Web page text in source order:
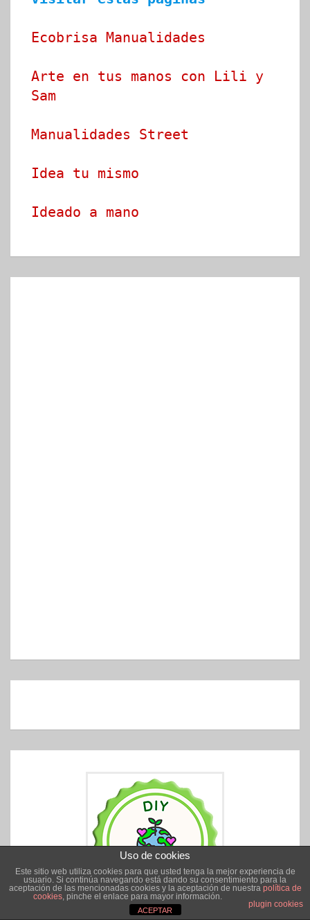
Ecobrisa Manualidades
Arte en tus manos con Lili y
Sam
Manualidades Street
Idea tu mismo
Ideado a mano
Uso de cookies
Este sitio web utiliza cookies para que usted tenga la mejor experiencia de
usuario. Si continúa navegando está dando su consentimiento para la
aceptación de las mencionadas cookies y la aceptación de nuestra política de
cookies, pinche el enlace para mayor información.
plugin cookies
ACEPTAR